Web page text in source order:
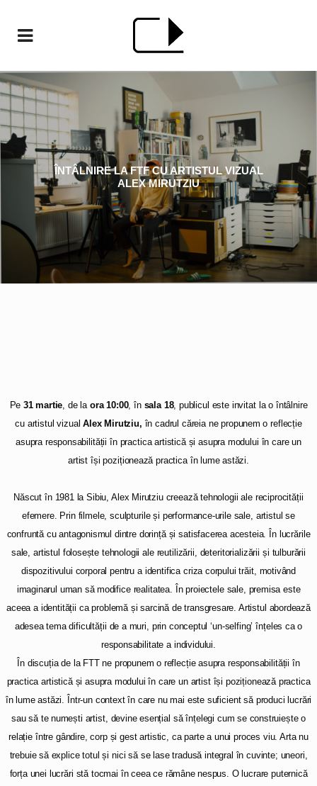
ÎNTÂLNIRE LA FTF CU ARTISTUL VIZUAL
ALEX MIRUTZIU
Pe 31 martie, de la ora 10:00, în sala 18, publicul este invitat la o întâlnire
cu artistul vizualAlex Mirutziu, în cadrul căreia ne propunem o reflecție
asupra responsabilității în practica artistică și asupra modului în care un
artist își poziționează practica în lume astăzi.
Născut în 1981 la Sibiu, Alex Mirutziu creează tehnologii ale reciprocității
efemere. Prin filmele, sculpturile și performance-urile sale, artistul se
confruntă cu antagonismul dintre dorință și satisfacerea acesteia. În lucrările
sale, artistul folosește tehnologii ale reutilizării, deteritorializării și tulburării
dispozitivului corporal pentru a identifica criza corpului trăit, motivând
imaginarul uman să modifice realitatea. În proiectele sale, premisa este
aceea a identității ca problemă și sarcină de transgresare. Artistul abordează
adesea tema dificultății de a muri, prin conceptul ‘un-selfing’ înțeles ca o
responsabilitate a individului.
În discuția de la FTT ne propunem o reflecție asupra responsabilității în
practica artistică și asupra modului în care un artist își poziționează practica
în lume astăzi. Într-un context în care nu mai este suficient să produci lucrări
sau să te numești artist, devine esențial să înțelegi cum se construiește o
relație între gândire, corp și gest artistic, ca parte a unui proces viu. Arta nu
trebuie să explice totul și nici să se lase tradusă integral în cuvinte; uneori,
forța unei lucrări stă tocmai în ceea ce rămâne nespus. O lucrare puternică